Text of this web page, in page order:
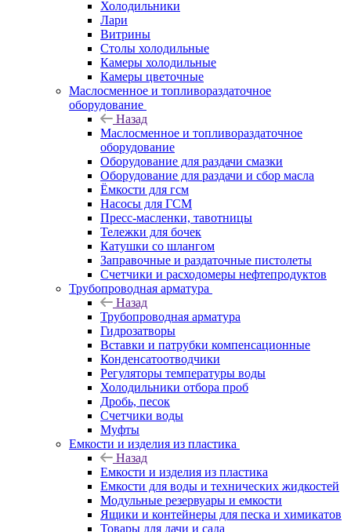
Холодильники
Лари
Витрины
Столы холодильные
Камеры холодильные
Камеры цветочные
Маслосменное и топливораздаточное
оборудование
Назад
Маслосменное и топливораздаточное
оборудование
Оборудование для раздачи смазки
Оборудование для раздачи и сбор масла
Ёмкости для гсм
Насосы для ГСМ
Пресс-масленки, тавотницы
Тележки для бочек
Катушки со шлангом
Заправочные и раздаточные пистолеты
Счетчики и расходомеры нефтепродуктов
Трубопроводная арматура
Назад
Трубопроводная арматура
Гидрозатворы
Вставки и патрубки компенсационные
Конденсатоотводчики
Регуляторы температуры воды
Холодильники отбора проб
Дробь, песок
Счетчики воды
Муфты
Емкости и изделия из пластика
Назад
Емкости и изделия из пластика
Емкости для воды и технических жидкостей
Модульные резервуары и емкости
Ящики и контейнеры для песка и химикатов
Товары для дачи и сада